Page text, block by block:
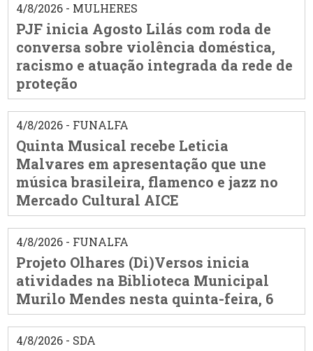
4/8/2026 - MULHERES
PJF inicia Agosto Lilás com roda de
conversa sobre violência doméstica,
racismo e atuação integrada da rede de
proteção
4/8/2026 - FUNALFA
Quinta Musical recebe Leticia
Malvares em apresentação que une
música brasileira, flamenco e jazz no
Mercado Cultural AICE
4/8/2026 - FUNALFA
Projeto Olhares (Di)Versos inicia
atividades na Biblioteca Municipal
Murilo Mendes nesta quinta-feira, 6
4/8/2026 - SDA